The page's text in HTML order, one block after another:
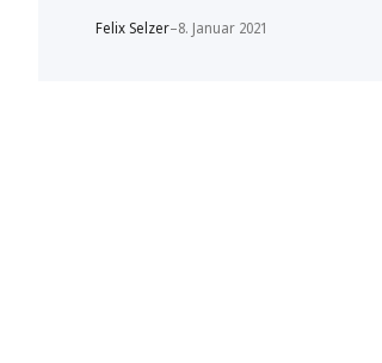
Felix Selzer–8. Januar 2021